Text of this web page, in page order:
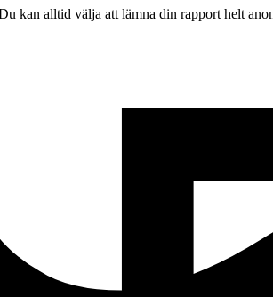
kan alltid välja att lämna din rapport helt